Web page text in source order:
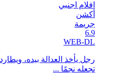
افلام اجنبي
أكشن
جريمة
6.9
WEB-DL
رجل يأخذ العدالة بيده،
تجعله نجمًا ...